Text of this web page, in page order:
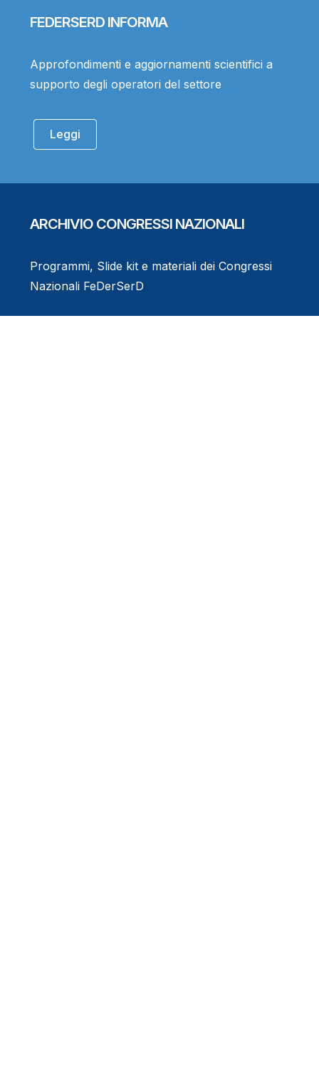
FEDERSERD INFORMA
Approfondimenti e aggiornamenti scientifici a
supporto degli operatori del settore
Leggi
ARCHIVIO CONGRESSI NAZIONALI
Programmi, Slide kit e materiali dei Congressi
Nazionali FeDerSerD